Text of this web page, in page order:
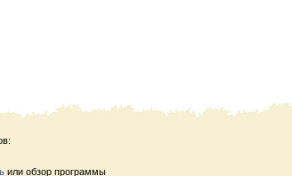
или обзор программы